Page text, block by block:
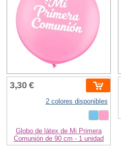
3,30 €
2 colores disponibles
Globo de látex de Mi Primera
Comunión de 90 cm - 1 unidad